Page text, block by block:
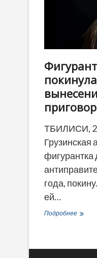
ТБИЛИСИ,
Грузинская
фигурантка
года,
ей…
Подробнее